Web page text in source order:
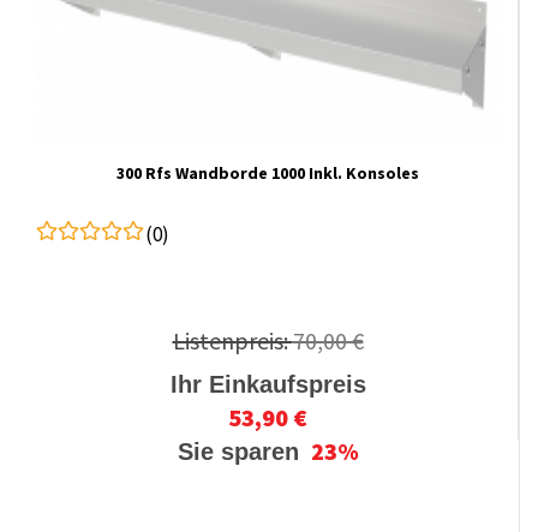
300 Rfs Wandborde 1000 Inkl. Konsoles
(0)
Listenpreis:70,00 €
Ihr Einkaufspreis
53,90 €
Sie sparen 23%